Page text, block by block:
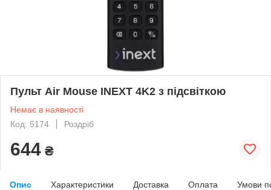
Пульт Air Mouse INEXT 4K2 з підсвіткою
Немає в наявності
Код: 5174
Роздріб
644 ₴
Опис Характеристики Доставка Оплата Умови